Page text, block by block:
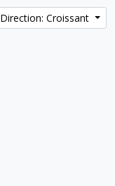
Direction: Croissant